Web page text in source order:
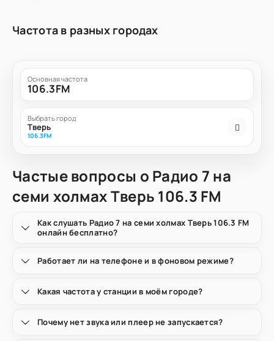
Частота в разных городах
Основная частота
106.3FM
Выбрать город
Тверь
106.3FM
Частые вопросы о Радио 7 на
семи холмах Тверь 106.3 FM
Как слушать Радио 7 на семи холмах Тверь 106.3 FM
онлайн бесплатно?
Работает ли на телефоне и в фоновом режиме?
Какая частота у станции в моём городе?
Почему нет звука или плеер не запускается?